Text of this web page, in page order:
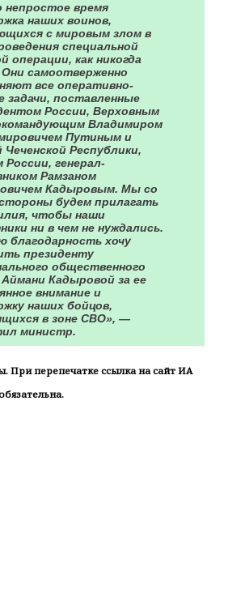
непростое время
наших воинов,
с мировым злом в
специальной
операции, как никогда
Они самоотверженно
все оперативно-
задачи, поставленные
России, Верховным
Владимиром
Путиным и
Чеченской Республики,
России, генерал-
Рамзаном
Кадыровым. Мы со
будем прилагать
чтобы наши
ни в чем не нуждались.
благодарность хочу
президенту
общественного
Кадыровой за ее
внимание и
наших бойцов,
в зоне СВО», —
министр.
При перепечатке ссылка на сайт ИА